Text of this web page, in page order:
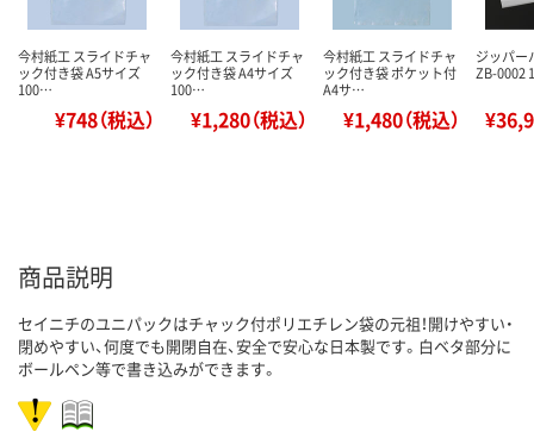
今村紙工 スライドチャ
ック付き袋 A5サイズ
100…
¥748（税込）
今村紙工 スライドチャ
ック付き袋 A4サイズ
100…
¥1,280（税込）
今村紙工 スライドチャ
ック付き袋 ポケット付
A4サ…
¥1,480（税込）
ジッパー
ZB-0002
商品説明
セイニチのユニパックはチャック付ポリエチレン袋の元祖！開けやすい・
閉めやすい、何度でも開閉自在、安全で安心な日本製です。白ベタ部分に
ボールペン等で書き込みができます。